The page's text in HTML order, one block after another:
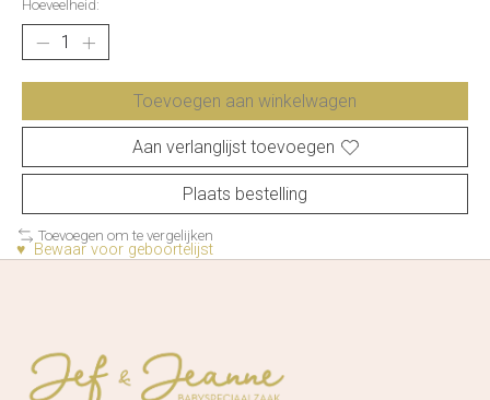
Hoeveelheid:
Toevoegen aan winkelwagen
Aan verlanglijst toevoegen
Plaats bestelling
Toevoegen om te vergelijken
♥ Bewaar voor geboortelijst